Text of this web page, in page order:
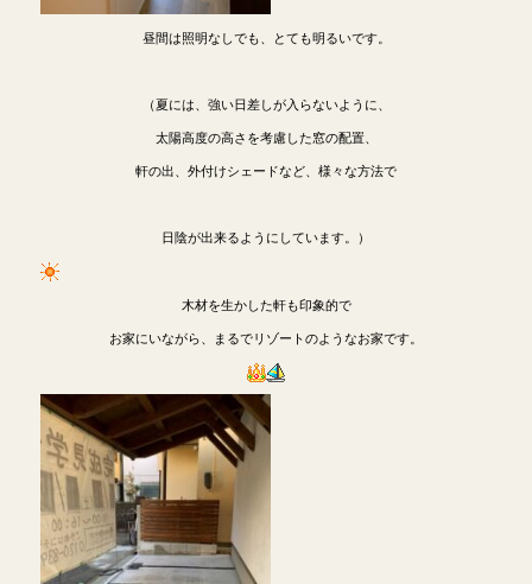
昼間は照明なしでも、とても明るいです。
（夏には、強い日差しが入らないように、
太陽高度の高さを考慮した窓の配置、
軒の出、外付けシェードなど、様々な方法で
日陰が出来るようにしています。）
木材を生かした軒も印象的で
お家にいながら、まるでリゾートのようなお家です。